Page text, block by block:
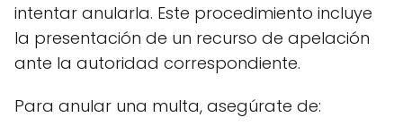
intentar anularla. Este procedimiento incluye
la presentación de un recurso de apelación
ante la autoridad correspondiente.
Para anular una multa, asegúrate de: